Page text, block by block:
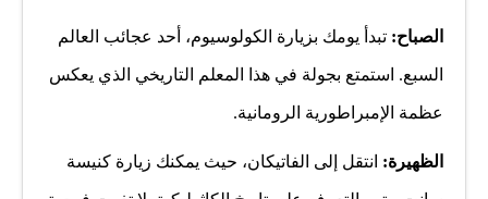
الصباح: تبدأ يومك بزيارة الكولوسيوم، أحد عجائب العالم
السبع. استمتع بجولة في هذا المعلم التاريخي الذي يعكس
عظمة الإمبراطورية الرومانية.
الظهيرة: انتقل إلى الفاتيكان، حيث يمكنك زيارة كنيسة